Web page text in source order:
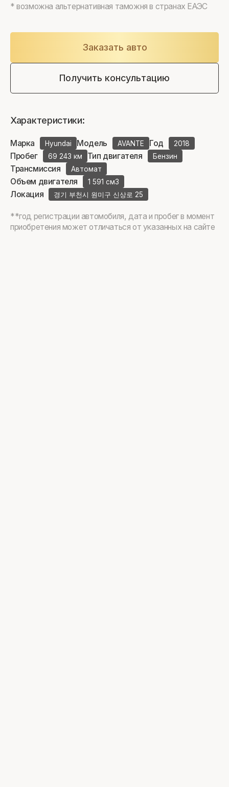
* возможна альтернативная таможня в странах ЕАЭС
Заказать авто
Получить консультацию
Характеристики:
Марка Hyundai Модель AVANTE Год 2018
Пробег 69 243 км Тип двигателя Бензин
Трансмиссия Автомат
Объем двигателя 1 591 см3
Локация 경기 부천시 원미구 신상로 25
**год регистрации автомобиля, дата и пробег в момент
приобретения может отличаться от указанных на сайте